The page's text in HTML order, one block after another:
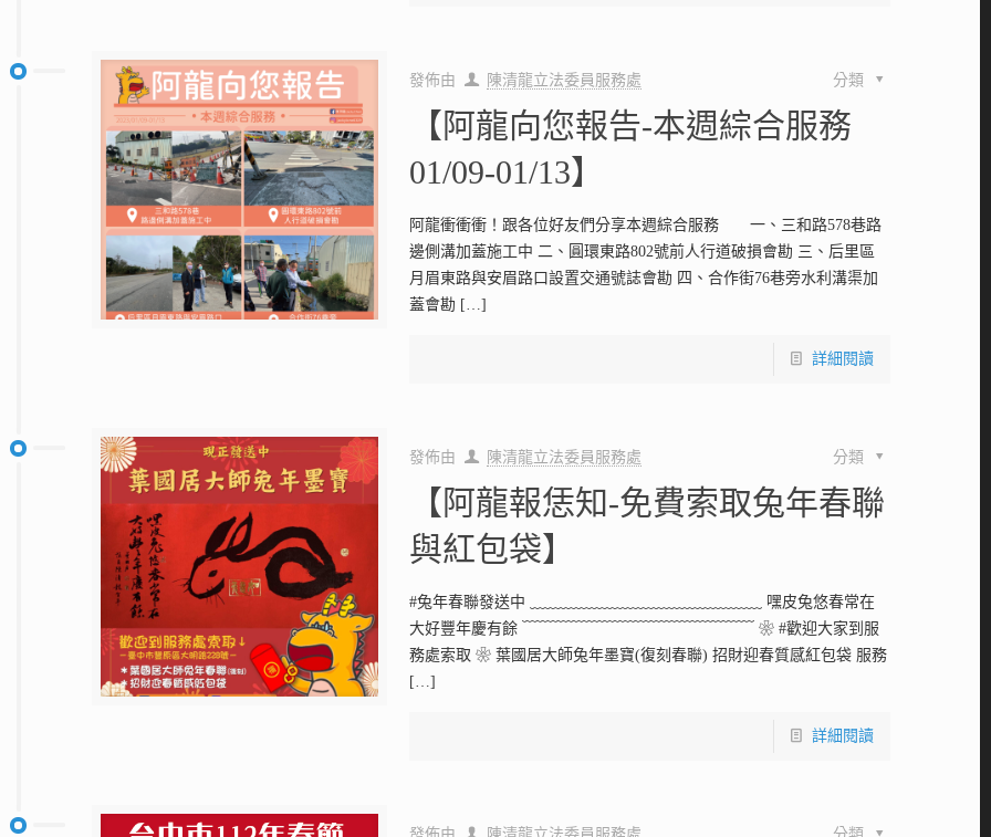
發佈由 陳清龍立法委員服務處 分類
【阿龍向您報告-本週綜合服務
01/09-01/13】
阿龍衝衝衝！跟各位好友們分享本週綜合服務 一、三和路578巷路
邊側溝加蓋施工中 二、圓環東路802號前人行道破損會勘 三、后里區
月眉東路與安眉路口設置交通號誌會勘 四、合作街76巷旁水利溝渠加
蓋會勘 […]
詳細閱讀
發佈由 陳清龍立法委員服務處 分類
【阿龍報恁知-免費索取兔年春聯
與紅包袋】
#兔年春聯發送中 ﹏﹏﹏﹏﹏﹏﹏﹏﹏﹏﹏﹏﹏﹏﹏ 嘿皮兔悠春常在
大好豐年慶有餘 ﹋﹋﹋﹋﹋﹋﹋﹋﹋﹋﹋﹋﹋﹋﹋ ❀ #歡迎大家到服
務處索取 ❀ 葉國居大師兔年墨寶(復刻春聯) 招財迎春質感紅包袋 服務
[…]
詳細閱讀